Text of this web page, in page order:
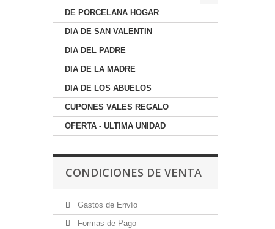
DE PORCELANA HOGAR
DIA DE SAN VALENTIN
DIA DEL PADRE
DIA DE LA MADRE
DIA DE LOS ABUELOS
CUPONES VALES REGALO
OFERTA - ULTIMA UNIDAD
CONDICIONES DE VENTA
Gastos de Envío
Formas de Pago